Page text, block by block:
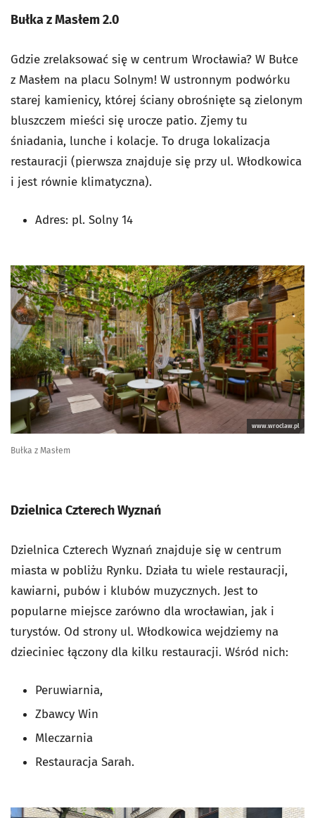
Bułka z Masłem 2.0
Gdzie zrelaksować się w centrum Wrocławia? W Bułce
z Masłem na placu Solnym! W ustronnym podwórku
starej kamienicy, której ściany obrośnięte są zielonym
bluszczem mieści się urocze patio. Zjemy tu
śniadania, lunche i kolacje. To druga lokalizacja
restauracji (pierwsza znajduje się przy ul. Włodkowica
i jest równie klimatyczna).
Adres: pl. Solny 14
www.wroclaw.pl
Bułka z Masłem
Dzielnica Czterech Wyznań
Dzielnica Czterech Wyznań znajduje się w centrum
miasta w pobliżu Rynku. Działa tu wiele restauracji,
kawiarni, pubów i klubów muzycznych. Jest to
popularne miejsce zarówno dla wrocławian, jak i
turystów. Od strony ul. Włodkowica wejdziemy na
dzieciniec łączony dla kilku restauracji. Wśród nich:
Peruwiarnia,
Zbawcy Win
Mleczarnia
Restauracja Sarah.